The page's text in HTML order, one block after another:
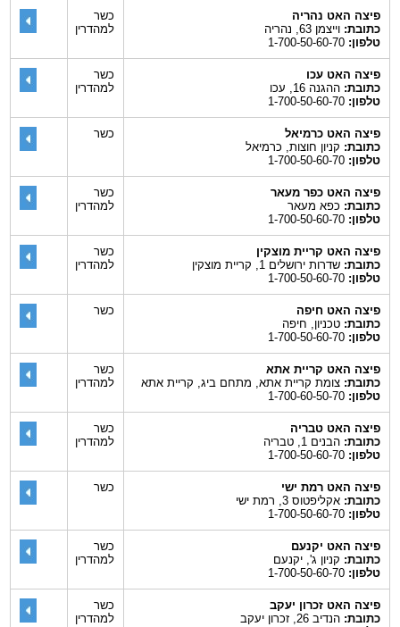
פיצה האט נהריה
כתובת:וייצמן 63, נהריה
טלפון:1-700-50-60-70
כשר
למהדרין
פיצה האט עכו
כתובת:ההגנה 16, עכו
טלפון:1-700-50-60-70
כשר
למהדרין
פיצה האט כרמיאל
כתובת:קניון חוצות, כרמיאל
טלפון:1-700-50-60-70
כשר
פיצה האט כפר מעאר
כתובת:כפא מעאר
טלפון:1-700-50-60-70
כשר
למהדרין
פיצה האט קריית מוצקין
כתובת:שדרות ירושלים 1, קריית מוצקין
טלפון:1-700-50-60-70
כשר
למהדרין
פיצה האט חיפה
כתובת:טכניון, חיפה
טלפון:1-700-50-60-70
כשר
פיצה האט קריית אתא
כתובת:צומת קריית אתא, מתחם ביג, קריית אתא
טלפון:1-700-60-50-70
כשר
למהדרין
פיצה האט טבריה
כתובת:הבנים 1, טבריה
טלפון:1-700-50-60-70
כשר
למהדרין
פיצה האט רמת ישי
כתובת:אקליפטוס 3, רמת ישי
טלפון:1-700-50-60-70
כשר
פיצה האט יקנעם
כתובת:קניון ג', יקנעם
טלפון:1-700-50-60-70
כשר
למהדרין
פיצה האט זכרון יעקב
כתובת:הנדיב 26, זכרון יעקב
כשר
למהדרין